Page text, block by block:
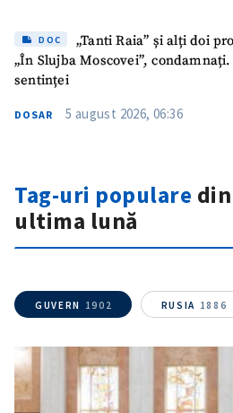
DOC
„Tanti Raia” și alți doi
„În Slujba Moscovei”,
sentinței
DOSAR 5 august 2026, 06:36
Tag-uri populare din
ultima lună
GUVERN 1902 RUSIA 1886
ȘTIREA MEA
Titlu știre+ Adaugă titlu